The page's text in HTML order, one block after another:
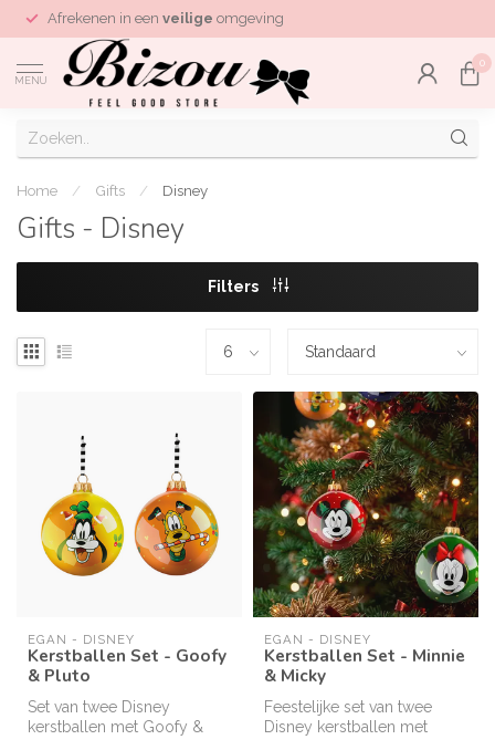
Afrekenen in een veilige omgeving
MENU
0
Home / Gifts / Disney
Gifts - Disney
Filters
EGAN - DISNEY
Kerstballen Set - Goofy
& Pluto
Set van twee Disney
kerstballen met Goofy &
EGAN - DISNEY
Kerstballen Set - Minnie
& Micky
Feestelijke set van twee
Disney kerstballen met